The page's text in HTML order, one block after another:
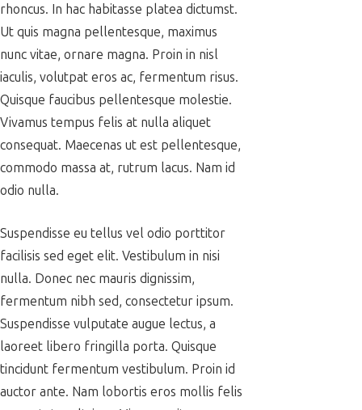
rhoncus. In hac habitasse platea dictumst.
Ut quis magna pellentesque, maximus
nunc vitae, ornare magna. Proin in nisl
iaculis, volutpat eros ac, fermentum risus.
Quisque faucibus pellentesque molestie.
Vivamus tempus felis at nulla aliquet
consequat. Maecenas ut est pellentesque,
commodo massa at, rutrum lacus. Nam id
odio nulla.
Suspendisse eu tellus vel odio porttitor
facilisis sed eget elit. Vestibulum in nisi
nulla. Donec nec mauris dignissim,
fermentum nibh sed, consectetur ipsum.
Suspendisse vulputate augue lectus, a
laoreet libero fringilla porta. Quisque
tincidunt fermentum vestibulum. Proin id
auctor ante. Nam lobortis eros mollis felis